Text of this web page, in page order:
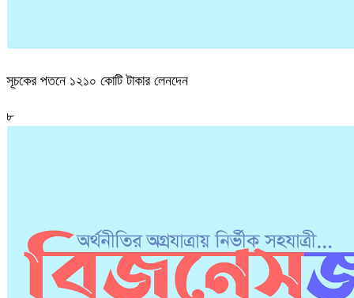
সূচকের পতনে ১২১০ কোটি টাকার লেনদেন
৮